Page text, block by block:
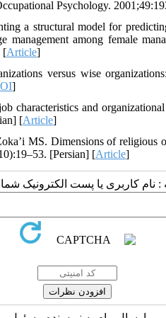
Psychology.
a structural model for
management among female
[Article]
versus wise
]
characteristics and
[Article]
MS. Dimensions of
[Persian] [Article]
: نام کاربری یا پست الکترونیک